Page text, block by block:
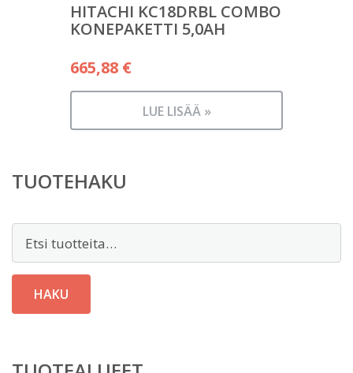
HITACHI KC18DRBL COMBO
KONEPAKETTI 5,0AH
665,88 €
LUE LISÄÄ »
TUOTEHAKU
HAKU